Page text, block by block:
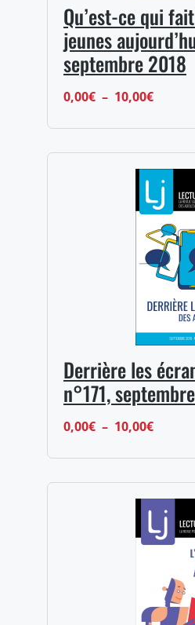
Qu’est-ce qui
jeunes
septembre 2018
0,00€ – 10,00€Plage
0,00€
à
10,00€
Derrière les
n°171,
0,00€ – 10,00€Plage
0,00€
à
10,00€